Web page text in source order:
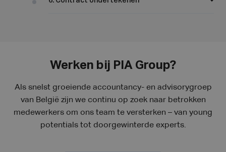
Werken bij PIA Group?
Als snelst groeiende accountancy- en advisorygroep
van België zijn we continu op zoek naar betrokken
medewerkers om ons team te versterken – van young
potentials tot doorgewinterde experts.